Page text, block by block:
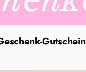
Gutschein